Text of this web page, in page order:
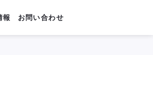
報 お問い合わせ